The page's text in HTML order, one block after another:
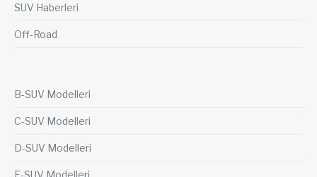
SUV Haberleri
Off-Road
B-SUV Modelleri
C-SUV Modelleri
D-SUV Modelleri
E-SUV Modelleri